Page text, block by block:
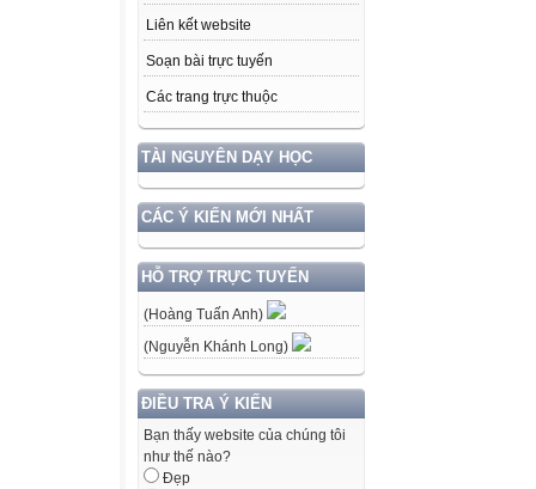
Liên kết website
Soạn bài trực tuyến
Các trang trực thuộc
TÀI NGUYÊN DẠY HỌC
CÁC Ý KIẾN MỚI NHẤT
HỖ TRỢ TRỰC TUYẾN
(Hoàng Tuấn Anh)
(Nguyễn Khánh Long)
ĐIỀU TRA Ý KIẾN
Bạn thấy website của chúng tôi
như thế nào?
Đẹp